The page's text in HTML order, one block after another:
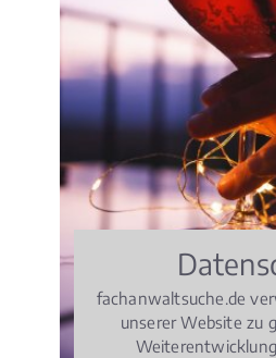
fachanwaltsuche.de
unserer Website zu